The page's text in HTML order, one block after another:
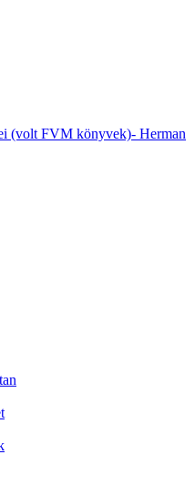
(volt FVM könyvek)- Herman